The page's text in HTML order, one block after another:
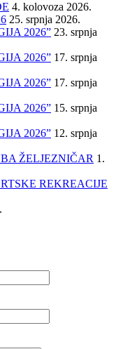
4. kolovoza 2026.
25. srpnja 2026.
2026” 23. srpnja
2026” 17. srpnja
2026” 17. srpnja
2026” 15. srpnja
2026” 12. srpnja
ŽELJEZNIČAR 1.
REKREACIJE